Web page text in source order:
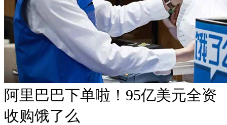
阿里巴巴下单啦！95亿美元全资
收购饿了么